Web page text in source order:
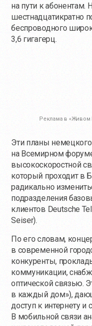
на пути к абонентам.
шестнадцатикратно
беспроводного
3,6 гигагерц.
Реклама в «Живом
Эти планы
на Всемирном
высокоскоростной
который проходит
радикально
подразделения
клиентов Deutsche
Seiser).
По его словам,
в современной
конкуренты,
коммуникации,
оптической связью.
в каждый дом»),
доступ к интернету и
В мобильной связи